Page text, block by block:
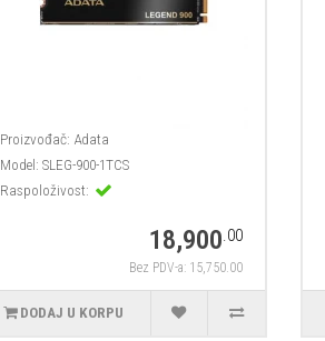
Proizvođač: Adata
Model: SLEG-900-1TCS
Raspoloživost:
18,900.00
Bez PDV-a: 15,750.00
DODAJ U KORPU